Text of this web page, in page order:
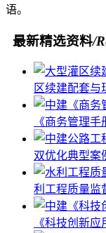
语。
最新精选资料/
区续建配套与
《商务管理手
双优化典型案
利工程质量监
《科技创新